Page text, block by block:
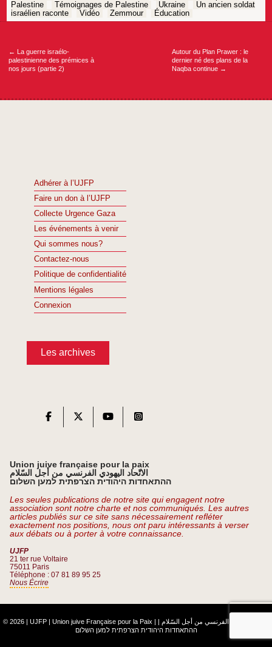
Palestine
Témoignages de Palestine Ukraine
Un ancien soldat
israélien raconte
Vidéo Zemmour Éducation
Navigation
←
La guerre israélo-
palestinienne des prémices à
nos jours (partie 2)
Autour du Plan Prawer : le
dernier né des plans de la
Naqba continue →
Adhérer à l’UJFP
Faire un don à l’UJFP
Collecte Urgence Gaza
Les événements à venir
Qui sommes nous?
Contactez-nous
Politique de confidentialité
Mentions légales
Connexion
Les archives
Union juive française pour la paix
الاتّحاد اليهودي الفرنسي من أجل السّلام
ההתאחדות היהודית הצרפתית למען השלום
Les seules publications de notre site qui engagent notre
association sont notre charte et nos communiqués. Les autres
articles publiés sur ce site sans nécessairement refléter
exactement nos positions, nous ont paru intéressants à verser
aux débats ou à porter à votre connaissance.
UJFP
21 ter rue Voltaire
75011 Paris
Téléphone : 07 81 89 95 25
Nous Écrire
© 2026 | UJFP | Union juive Française pour la Paix | الاتّحاد اليهودي الفرنسي من أجل السّلام |
ההתאחדות היהודית הצרפתית למען השלום